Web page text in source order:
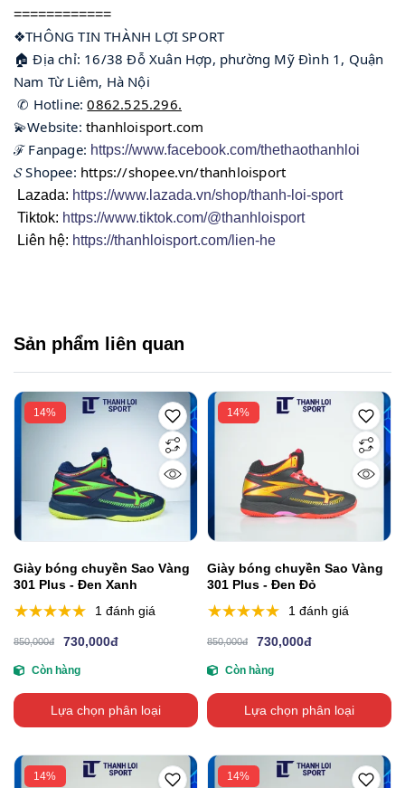
============
❖THÔNG TIN THÀNH LỢI SPORT
🏠 Địa chỉ: 16/38 Đỗ Xuân Hợp, phường Mỹ Đình 1, Quận
Nam Từ Liêm, Hà Nội
✆ Hotline: 0862.525.296.
💫Website: thanhloisport.com
ℱ Fanpage: https://www.facebook.com/thethaothanhloi
𝓢 Shopee: https://shopee.vn/thanhloisport
Lazada: https://www.lazada.vn/shop/thanh-loi-sport
Tiktok: https://www.tiktok.com/@thanhloisport
Liên hệ: https://thanhloisport.com/lien-he
Sản phẩm liên quan
14%
Giày bóng chuyền Sao Vàng
301 Plus - Đen Xanh
1 đánh giá
850,000đ 730,000đ
Còn hàng
Lựa chọn phân loại
14%
Giày bóng chuyền Sao Vàng
301 Plus - Đen Đỏ
1 đánh giá
850,000đ 730,000đ
Còn hàng
Lựa chọn phân loại
14% 14%